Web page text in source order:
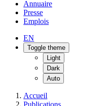
Annuaire
Presse
Emplois
EN
Toggle theme
Light
Dark
Auto
Accueil
Publications